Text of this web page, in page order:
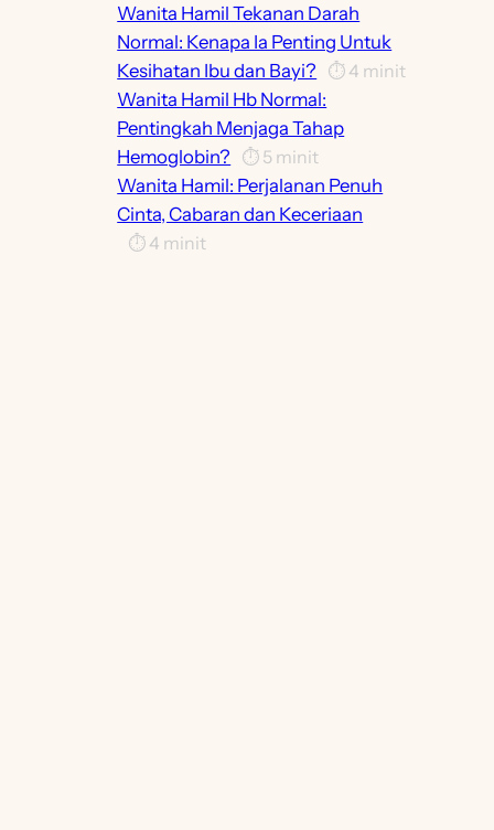
Wanita Hamil Tekanan Darah
Normal: Kenapa Ia Penting Untuk
Kesihatan Ibu dan Bayi? ⏱️ 4 minit
Wanita Hamil Hb Normal:
Pentingkah Menjaga Tahap
Hemoglobin? ⏱️ 5 minit
Wanita Hamil: Perjalanan Penuh
Cinta, Cabaran dan Keceriaan
⏱️ 4 minit